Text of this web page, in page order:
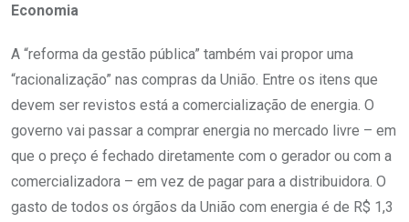
Economia
A “reforma da gestão pública” também vai propor uma
“racionalização” nas compras da União. Entre os itens que
devem ser revistos está a comercialização de energia. O
governo vai passar a comprar energia no mercado livre – em
que o preço é fechado diretamente com o gerador ou com a
comercializadora – em vez de pagar para a distribuidora. O
gasto de todos os órgãos da União com energia é de R$ 1,3